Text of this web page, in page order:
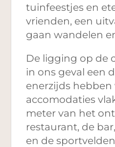
tuinfeestjes en
vrienden, een
gaan wandelen
De ligging op de
in ons geval een
enerzijds hebben
accomodaties
meter van het
restaurant, de
en de